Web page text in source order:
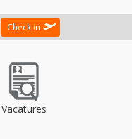
Check in
Vacatures